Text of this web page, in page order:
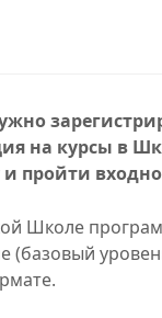
на курсы в
пройти
Школе
(базовый